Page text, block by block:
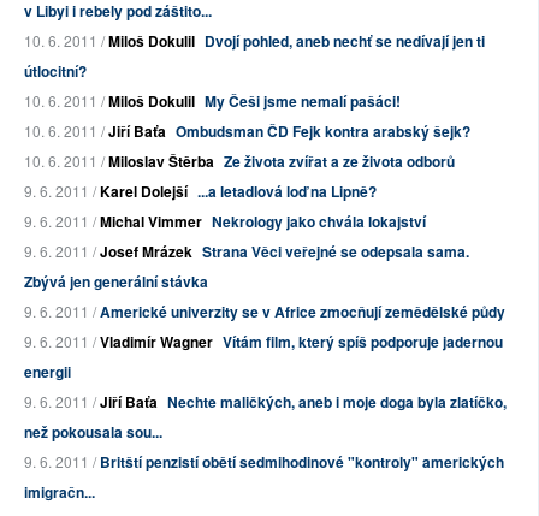
v Libyi i rebely pod záštito...
10. 6. 2011 /Miloš Dokulil Dvojí pohled, aneb nechť se nedívají jen ti
útlocitní?
10. 6. 2011 /Miloš Dokulil My Češi jsme nemalí pašáci!
10. 6. 2011 /Jiří Baťa Ombudsman ČD Fejk kontra arabský šejk?
10. 6. 2011 /Miloslav Štěrba Ze života zvířat a ze života odborů
9. 6. 2011 /Karel Dolejší ...a letadlová loď na Lipně?
9. 6. 2011 /Michal Vimmer Nekrology jako chvála lokajství
9. 6. 2011 /Josef Mrázek Strana Věci veřejné se odepsala sama.
Zbývá jen generální stávka
9. 6. 2011 /Americké univerzity se v Africe zmocňují zemědělské půdy
9. 6. 2011 /Vladimír Wagner Vítám film, který spíš podporuje jadernou
energii
9. 6. 2011 /Jiří Baťa Nechte maličkých, aneb i moje doga byla zlatíčko,
než pokousala sou...
9. 6. 2011 /Britští penzistí obětí sedmihodinové "kontroly" amerických
imigračn...